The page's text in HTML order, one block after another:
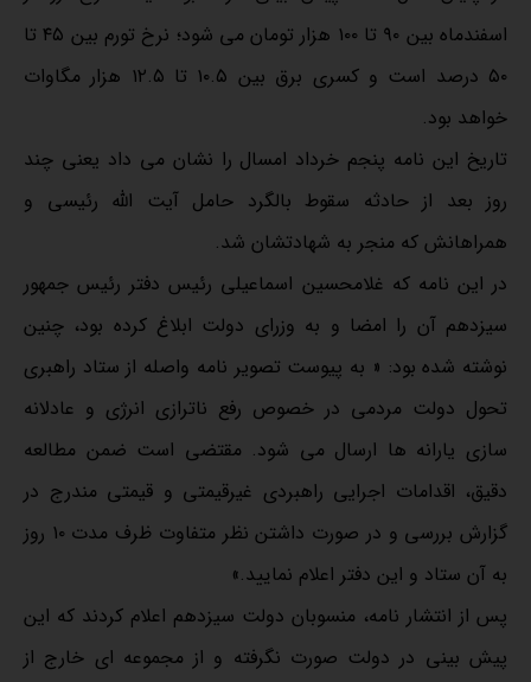
اسفندماه بین ۹۰ تا ۱۰۰ هزار تومان می شود؛ نرخ تورم بین ۴۵ تا
۵۰ درصد است و کسری برق بین ۱۰.۵ تا ۱۲.۵ هزار مگاوات
خواهد بود.
تاریخ این نامه پنجم خرداد امسال را نشان می داد یعنی چند
روز بعد از حادثه سقوط بالگرد حامل آیت الله رئیسی و
همراهانش که منجر به شهادتشان شد.
در این نامه که غلامحسین اسماعیلی رئیس دفتر رئیس جمهور
سیزدهم آن را امضا و به وزرای دولت ابلاغ کرده بود، چنین
نوشته شده بود: « به پیوست تصویر نامه واصله از ستاد راهبری
تحول دولت مردمی در خصوص رفع ناترازی انرژی و عادلانه
سازی یارانه ها ارسال می شود. مقتضی است ضمن مطالعه
دقیق، اقدامات اجرایی راهبردی غیرقیمتی و قیمتی مندرج در
گزارش بررسی و در صورت داشتن نظر متفاوت ظرف مدت ۱۰ روز
به آن ستاد و این دفتر اعلام نمایید.»
پس از انتشار نامه، منسوبان دولت سیزدهم اعلام کردند که این
پیش بینی در دولت صورت نگرفته و از مجموعه ای خارج از